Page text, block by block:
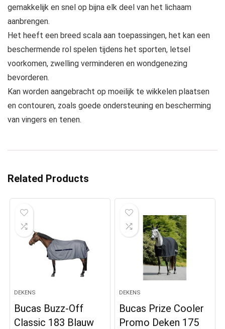
gemakkelijk en snel op bijna elk deel van het lichaam
aanbrengen.
Het heeft een breed scala aan toepassingen, het kan een
beschermende rol spelen tijdens het sporten, letsel
voorkomen, zwelling verminderen en wondgenezing
bevorderen.
Kan worden aangebracht op moeilijk te wikkelen plaatsen
en contouren, zoals goede ondersteuning en bescherming
van vingers en tenen.
Related Products
DEKENS
Bucas Buzz-Off
Classic 183 Blauw
DEKENS
Bucas Prize Cooler
Promo Deken 175